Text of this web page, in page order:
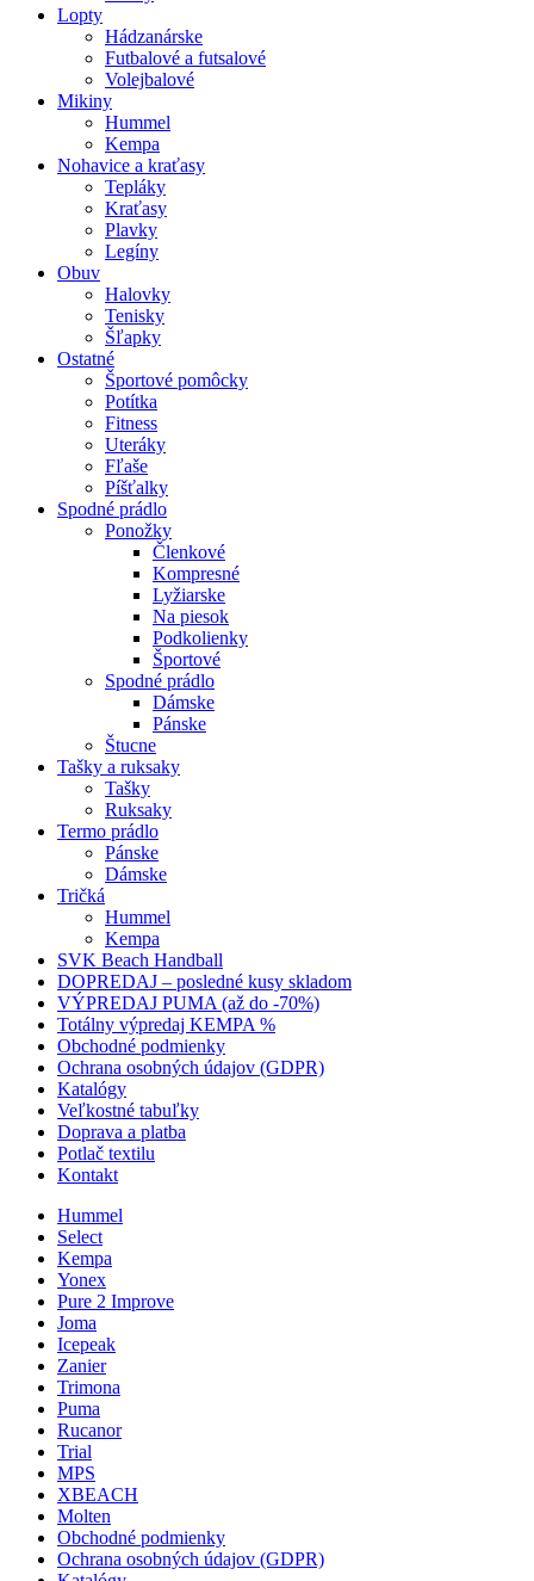
Lopty
Hádzanárske
Futbalové a futsalové
Volejbalové
Mikiny
Hummel
Kempa
Nohavice a kraťasy
Tepláky
Kraťasy
Plavky
Legíny
Obuv
Halovky
Tenisky
Šľapky
Ostatné
Športové pomôcky
Potítka
Fitness
Uteráky
Fľaše
Píšťalky
Spodné prádlo
Ponožky
Členkové
Kompresné
Lyžiarske
Na piesok
Podkolienky
Športové
Spodné prádlo
Dámske
Pánske
Štucne
Tašky a ruksaky
Tašky
Ruksaky
Termo prádlo
Pánske
Dámske
Tričká
Hummel
Kempa
SVK Beach Handball
DOPREDAJ – posledné kusy skladom
VÝPREDAJ PUMA (až do -70%)
Totálny výpredaj KEMPA %
Obchodné podmienky
Ochrana osobných údajov (GDPR)
Katalógy
Veľkostné tabuľky
Doprava a platba
Potlač textilu
Kontakt
Hummel
Select
Kempa
Yonex
Pure 2 Improve
Joma
Icepeak
Zanier
Trimona
Puma
Rucanor
Trial
MPS
XBEACH
Molten
Obchodné podmienky
Ochrana osobných údajov (GDPR)